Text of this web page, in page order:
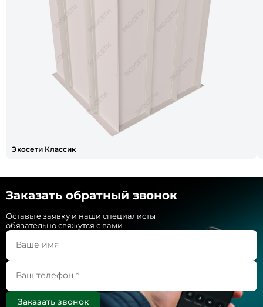
Экосети Классик
Заказать обратный звонок
Оставьте заявку и наши специалисты
обязательно свяжутся с вами